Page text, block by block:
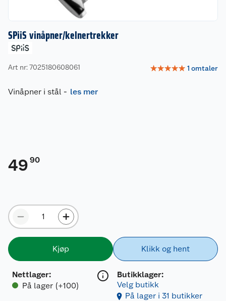
SPiiS vinåpner/kelnertrekker
Art nr: 7025180608061 ☆☆☆☆☆ 1 omtaler
Vinåpner i stål - les mer
49 90
Kjøp
Nettlager:
På lager (+100)
Klikk og hent
Butikklager:
Velg butikk
På lager i 31 butikker